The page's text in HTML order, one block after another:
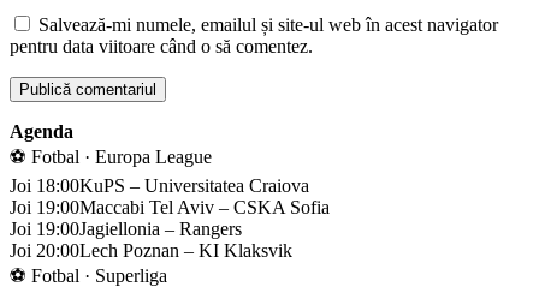
Salvează-mi numele, emailul și site-ul web în acest navigator
pentru data viitoare când o să comentez.
Agenda
⚽ Fotbal · Europa League
Joi 18:00KuPS – Universitatea Craiova
Joi 19:00Maccabi Tel Aviv – CSKA Sofia
Joi 19:00Jagiellonia – Rangers
Joi 20:00Lech Poznan – KI Klaksvik
⚽ Fotbal · Superliga